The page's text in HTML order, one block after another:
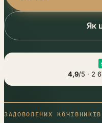
Як
4,9/5 · 2
ЗАДОВОЛЕНИХ КОЧІВНИКІВ